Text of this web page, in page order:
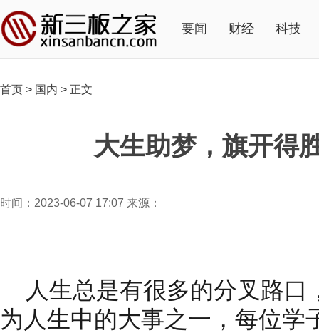
要闻 财经 科技
首页 > 国内 > 正文
大生助梦，旗开得
时间：2023-06-07 17:07 来源：
人生总是有很多的分叉路
为人生中的大事之一，每位学